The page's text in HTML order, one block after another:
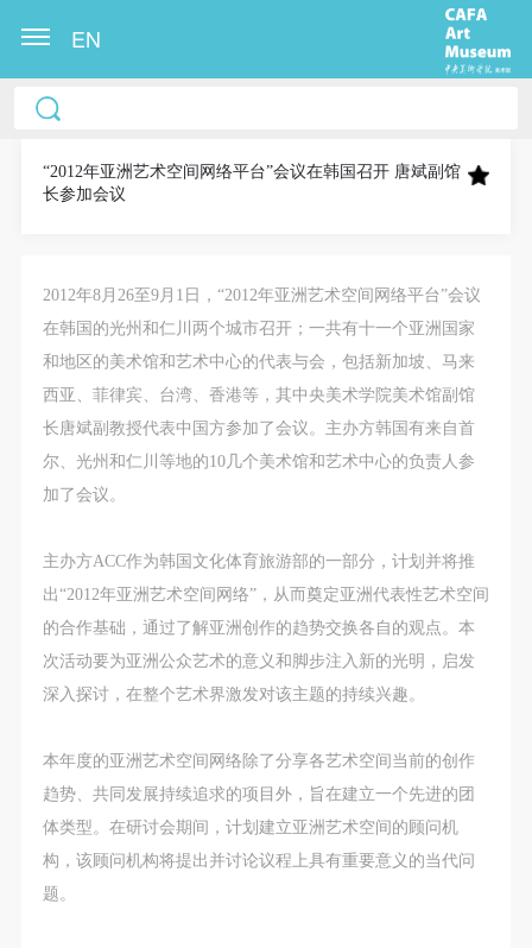
EN
“2012年亚洲艺术空间网络平台”会议在韩国召开 唐斌副馆
长参加会议
2012年8月26至9月1日，“2012年亚洲艺术空间网络平台”会议
在韩国的光州和仁川两个城市召开；一共有十一个亚洲国家
和地区的美术馆和艺术中心的代表与会，包括新加坡、马来
西亚、菲律宾、台湾、香港等，其中央美术学院美术馆副馆
长唐斌副教授代表中国方参加了会议。主办方韩国有来自首
尔、光州和仁川等地的10几个美术馆和艺术中心的负责人参
加了会议。
主办方ACC作为韩国文化体育旅游部的一部分，计划并将推
出“2012年亚洲艺术空间网络”，从而奠定亚洲代表性艺术空间
的合作基础，通过了解亚洲创作的趋势交换各自的观点。本
次活动要为亚洲公众艺术的意义和脚步注入新的光明，启发
深入探讨，在整个艺术界激发对该主题的持续兴趣。
本年度的亚洲艺术空间网络除了分享各艺术空间当前的创作
趋势、共同发展持续追求的项目外，旨在建立一个先进的团
体类型。在研讨会期间，计划建立亚洲艺术空间的顾问机
构，该顾问机构将提出并讨论议程上具有重要意义的当代问
题。
中央美术学院美术馆出版授权协议书
称“CAFAM”），愿意将本人参与中央美术学院美术馆
公共教育部组织的公益性活动（包括美术馆会员活
作发表、出版。中央美术学院可以以电子、网络及其
它数字媒体形式公开出版，并同意编入《中国知识资
源总库》《中央美术学院资料库》《中央美术学院美
术馆资料库》等相关资料、文献、档案机构和平台，
在中央美术学院中使用和在互联网上传播，同意按相
关“章程”规定享受相关权益。
中央美术学院美术馆活动安全免责协议书
本次活动公平公正、自愿参加与退出、风险与责任自
负的原则。但活动有风险，参加者应有必要的风险意
识。
第二条
参加本次活动者必须遵守中华人民共和国的相关法
备以人为本、团结友爱、互相帮助和助人为乐的良好
品质。
第三条
参加本次活动人员应该是成年人（具有完全民事行为
能力的人，18周岁以上）未成年人必须在成年人的陪
中央美术学院美术馆出版授权协议书
称“CAFAM”），愿意将本人参与中央美术学院美术馆
公共教育部组织的公益性活动（包括美术馆会员活
作发表、出版。中央美术学院可以以电子、网络及其
它数字媒体形式公开出版，并同意编入《中国知识资
源总库》《中央美术学院资料库》《中央美术学院美
术馆资料库》等相关资料、文献、档案机构和平台，
在中央美术学院中使用和在互联网上传播，同意按相
关“章程”规定享受相关权益。
中央美术学院美术馆活动安全免责协议书
本次活动公平公正、自愿参加与退出、风险与责任自
负的原则。但活动有风险，参加者应有必要的风险意
识。
第二条
参加本次活动者必须遵守中华人民共和国的相关法
备以人为本、团结友爱、互相帮助和助人为乐的良好
品质。
第三条
参加本次活动人员应该是成年人（具有完全民事行为
能力的人，18周岁以上）未成年人必须在成年人的陪
中央美术学院美术馆出版授权协议书
称“CAFAM”），愿意将本人参与中央美术学院美术馆
公共教育部组织的公益性活动（包括美术馆会员活
作发表、出版。中央美术学院可以以电子、网络及其
它数字媒体形式公开出版，并同意编入《中国知识资
源总库》《中央美术学院资料库》《中央美术学院美
术馆资料库》等相关资料、文献、档案机构和平台，
在中央美术学院中使用和在互联网上传播，同意按相
关“章程”规定享受相关权益。
中央美术学院美术馆活动安全免责协议书
本次活动公平公正、自愿参加与退出、风险与责任自
负的原则。但活动有风险，参加者应有必要的风险意
识。
第二条
参加本次活动者必须遵守中华人民共和国的相关法
备以人为本、团结友爱、互相帮助和助人为乐的良好
品质。
第三条
参加本次活动人员应该是成年人（具有完全民事行为
能力的人，18周岁以上）未成年人必须在成年人的陪